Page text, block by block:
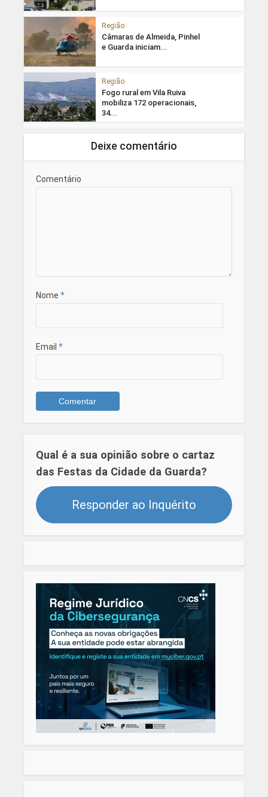
Região
Câmaras de Almeida, Pinhel
e Guarda iniciam...
Região
Fogo rural em Vila Ruiva
mobiliza 172 operacionais,
34...
Deixe comentário
Comentário
Nome *
Email *
Qual é a sua opinião sobre o cartaz
das Festas da Cidade da Guarda?
Responder ao Inquérito